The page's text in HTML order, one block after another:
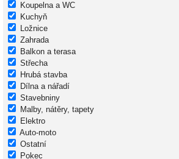
Koupelna a WC
Kuchyň
Ložnice
Zahrada
Balkon a terasa
Střecha
Hrubá stavba
Dílna a nářadí
Stavebniny
Malby, nátěry, tapety
Elektro
Auto-moto
Ostatní
Pokec